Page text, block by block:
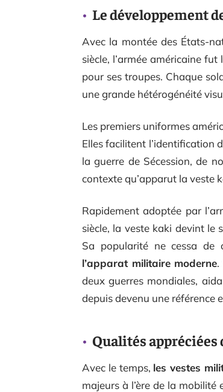
Le développement
Avec la montée des États-
siècle, l’armée américaine fut
pour ses troupes. Chaque
une grande hétérogénéité
Les premiers uniformes
Elles facilitent l’identification
la guerre de Sécession, de
contexte qu’apparut la veste
Rapidement adoptée par
siècle, la veste kaki devint le
Sa popularité ne cessa de
l’apparat militaire moderne.
deux guerres mondiales,
depuis devenu une référence
Qualités appréciées
Avec le temps, les vestes
majeurs à l’ère de la